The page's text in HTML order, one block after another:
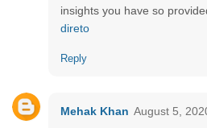
insights you have so
direto
Reply
Mehak Khan August 5,